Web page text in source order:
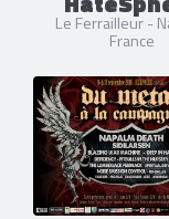
Le Ferrailleur -
France